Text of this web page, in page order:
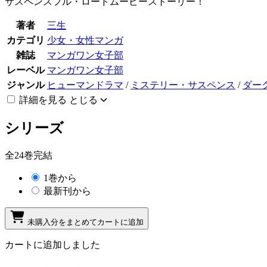
著者
三生
カテゴリ 少女・女性マンガ
雑誌
マンガワン女子部
レーベル マンガワン女子部
ジャンル ヒューマンドラマ / ミステリー・サスペンス / ダー
詳細を見る とじる
シリーズ
全24巻完結
1巻から
最新刊から
未購入分をまとめてカートに追加
カートに追加しました